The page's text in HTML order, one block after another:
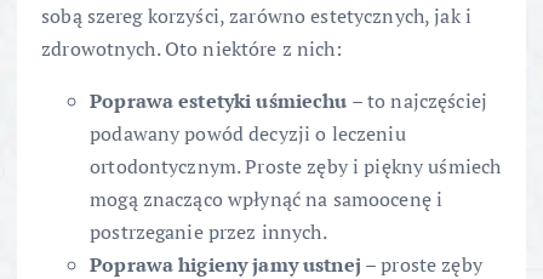
sobą szereg korzyści, zarówno estetycznych, jak i
zdrowotnych. Oto niektóre z nich:
Poprawa estetyki uśmiechu – to najczęściej
podawany powód decyzji o leczeniu
ortodontycznym. Proste zęby i piękny uśmiech
mogą znacząco wpłynąć na samoocenę i
postrzeganie przez innych.
Poprawa higieny jamy ustnej – proste zęby